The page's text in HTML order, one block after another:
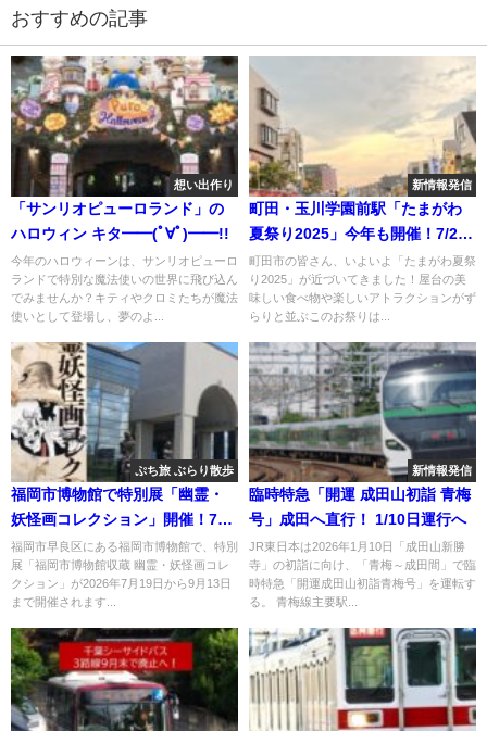
おすすめの記事
想い出作り
「サンリオピューロランド」の
ハロウィン キタ━━(ﾟ∀ﾟ)━━!!
今年のハロウィーンは、サンリオピューロ
ランドで特別な魔法使いの世界に飛び込ん
でみませんか？キティやクロミたちが魔法
使いとして登場し、夢のよ...
新情報発信
町田・玉川学園前駅「たまがわ
夏祭り2025」今年も開催！7/25
～
町田市の皆さん、いよいよ「たまがわ夏祭
り2025」が近づいてきました！屋台の美
味しい食べ物や楽しいアトラクションがず
らりと並ぶこのお祭りは...
ぷち旅 ぶらり散歩
福岡市博物館で特別展「幽霊・
妖怪画コレクション」開催！7月
19日～
福岡市早良区にある福岡市博物館で、特別
展「福岡市博物館収蔵 幽霊・妖怪画コレ
クション」が2026年7月19日から9月13日
まで開催されます...
新情報発信
臨時特急「開運 成田山初詣 青梅
号」成田へ直行！ 1/10日運行へ
JR東日本は2026年1月10日「成田山新勝
寺」の初詣に向け、「青梅～成田間」で臨
時特急「開運成田山初詣青梅号」を運転す
る。 青梅線主要駅...